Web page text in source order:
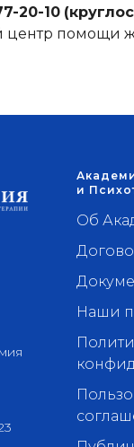
20-10
центр помощи
и
Об
Наши